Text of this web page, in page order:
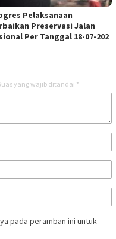
Pelaksanaan
Preservasi Jalan
Per Tanggal 18-07-202
yang wajib ditandai *
pada peramban ini untuk